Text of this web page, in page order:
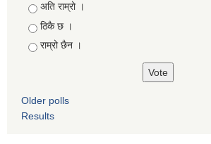
Choices
अति राम्रो ।
ठिकै छ ।
राम्रो छैन ।
Older polls
Results